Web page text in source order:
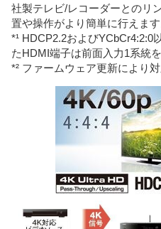
社製テレビ/レコーダーとのリ
置や操作がより簡単に行えます
*¹ HDCP2.2およびYCbCr4:2:0
たHDMI端子は前面入力1系統
*² ファームウェア更新により対